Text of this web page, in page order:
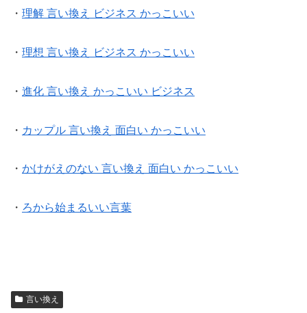
・ 理解 言い換え ビジネス かっこいい
・ 理想 言い換え ビジネス かっこいい
・ 進化 言い換え かっこいい ビジネス
・ カップル 言い換え 面白い かっこいい
・ かけがえのない 言い換え 面白い かっこいい
・ ろから始まるいい言葉
言い換え